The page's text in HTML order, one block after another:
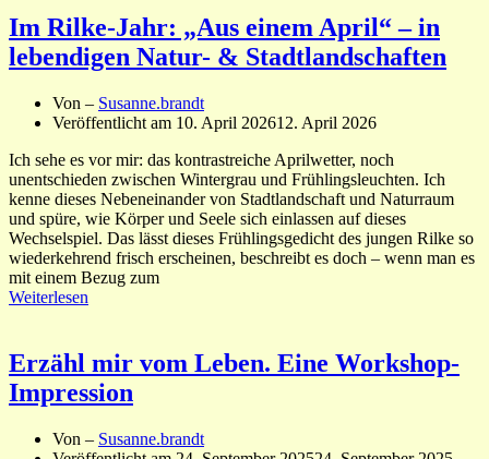
Im Rilke-Jahr: „Aus einem April“ – in
lebendigen Natur- & Stadtlandschaften
Von – Susanne.brandt
Veröffentlicht am 10. April 202612. April 2026
Ich sehe es vor mir: das kontrastreiche Aprilwetter, noch
unentschieden zwischen Wintergrau und Frühlingsleuchten. Ich
kenne dieses Nebeneinander von Stadtlandschaft und Naturraum
und spüre, wie Körper und Seele sich einlassen auf dieses
Wechselspiel. Das lässt dieses Frühlingsgedicht des jungen Rilke so
wiederkehrend frisch erscheinen, beschreibt es doch – wenn man es
mit einem Bezug zum
Weiterlesen
Erzähl mir vom Leben. Eine Workshop-
Impression
Von – Susanne.brandt